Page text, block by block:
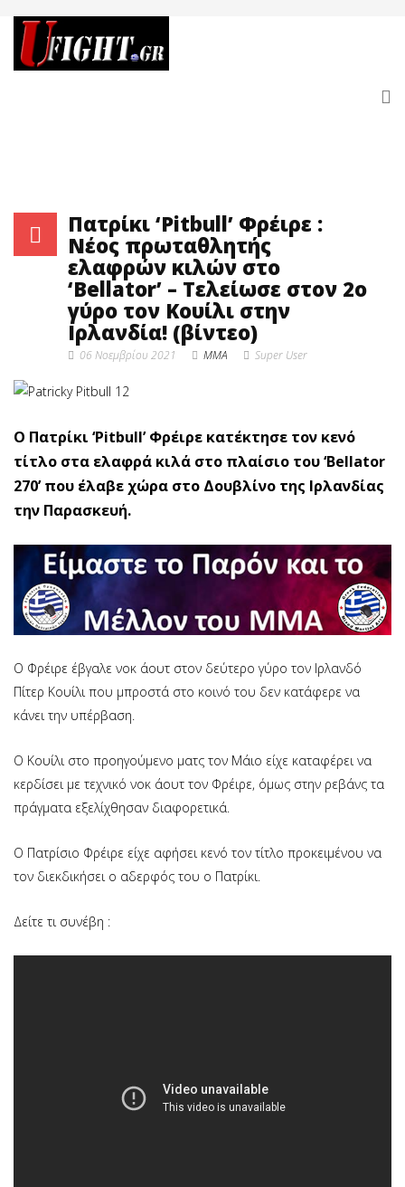
Πατρίκι ‘Pitbull’ Φρέιρε :
Νέος πρωταθλητής
ελαφρών κιλών στο
‘Bellator’ – Τελείωσε στον 2ο
γύρο τον Κουίλι στην
Ιρλανδία! (βίντεο)
06 Νοεμβρίου 2021 MMA Super User
Ο Πατρίκι ‘Pitbull’ Φρέιρε κατέκτησε τον κενό
τίτλο στα ελαφρά κιλά στο πλαίσιο του ‘Bellator
270’ που έλαβε χώρα στο Δουβλίνο της Ιρλανδίας
την Παρασκευή.
Ο Φρέιρε έβγαλε νοκ άουτ στον δεύτερο γύρο τον Ιρλανδό
Πίτερ Κουίλι που μπροστά στο κοινό του δεν κατάφερε να
κάνει την υπέρβαση.
Ο Κουίλι στο προηγούμενο ματς τον Μάιο είχε καταφέρει να
κερδίσει με τεχνικό νοκ άουτ τον Φρέιρε, όμως στην ρεβάνς τα
πράγματα εξελίχθησαν διαφορετικά.
Ο Πατρίσιο Φρέιρε είχε αφήσει κενό τον τίτλο προκειμένου να
τον διεκδικήσει ο αδερφός του ο Πατρίκι.
Δείτε τι συνέβη :